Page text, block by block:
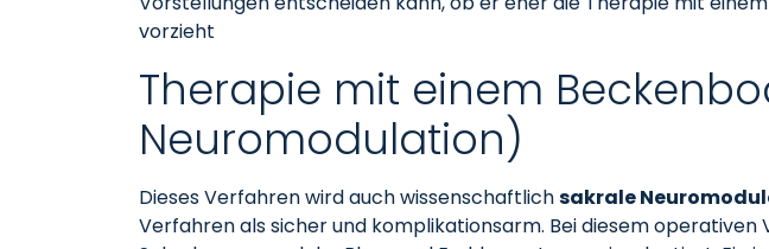
vorzieht
Therapie mit einem
Neuromodulation)
Dieses Verfahren wird auch wissenschaftlichsakrale
Verfahren als sicher und komplikationsarm. Bei diesem